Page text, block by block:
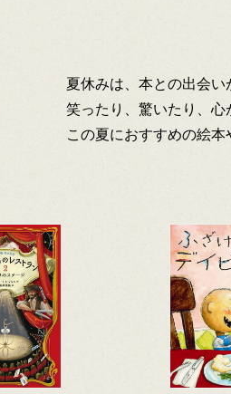
夏休みは、本との出会い
笑ったり、驚いたり、心
この夏におすすめの絵本